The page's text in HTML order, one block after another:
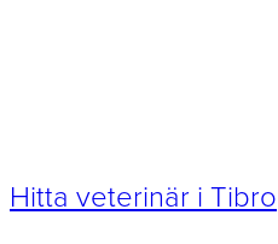
Hitta veterinär i Tibro